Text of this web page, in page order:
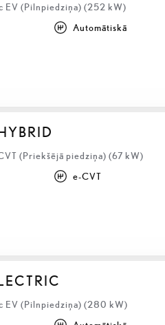
EV (Pilnpiedziņa) (252 kW)
Automātiskā
(Priekšējā piedziņa) (67 kW)
e-CVT
EV (Pilnpiedziņa) (280 kW)